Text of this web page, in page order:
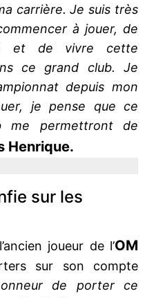
carrière. Je suis très
à jouer, de
et de vivre cette
ce grand club. Je
depuis mon
je pense que ce
me permettront de
Henrique.
sur les
joueur de l’OM
sur son compte
de porter ce